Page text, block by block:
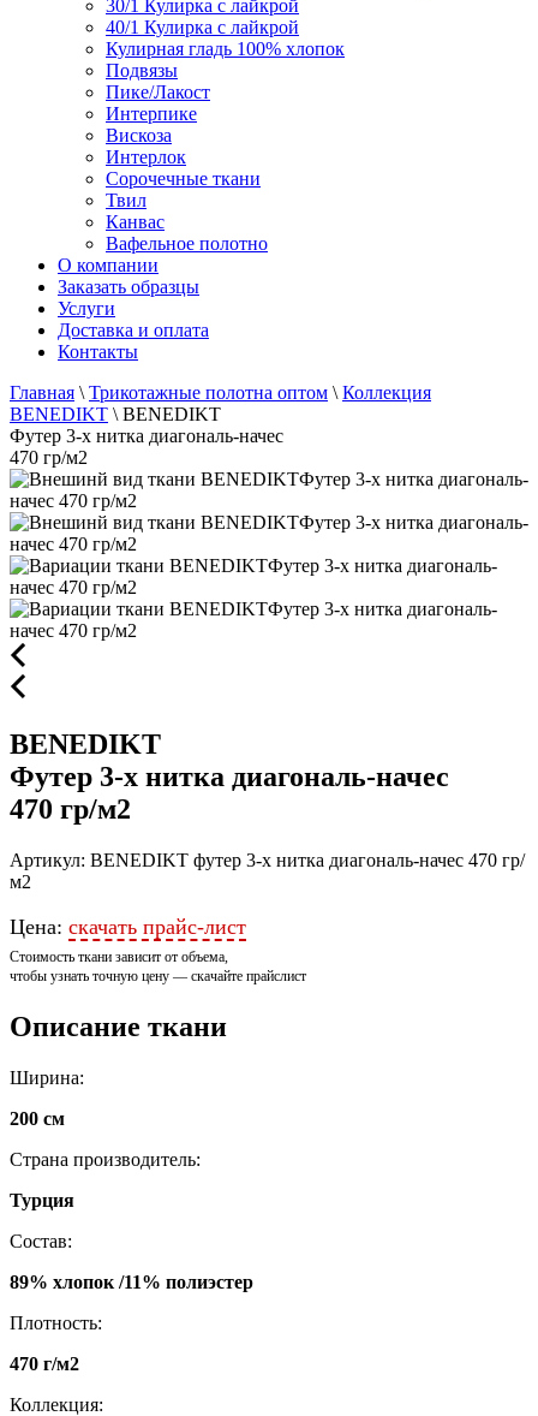
30/1 Кулирка с лайкрой
40/1 Кулирка с лайкрой
Кулирная гладь 100% хлопок
Подвязы
Пике/Лакост
Интерпике
Вискоза
Интерлок
Сорочечные ткани
Твил
Канвас
Вафельное полотно
О компании
Заказать образцы
Услуги
Доставка и оплата
Контакты
Главная \ Трикотажные полотна оптом \ Коллекция
BENEDIKT \ BENEDIKT
Футер 3-х нитка диагональ-начес
470 гр/м2
BENEDIKT
Футер 3-х нитка диагональ-начес
470 гр/м2
Артикул: BENEDIKT футер 3-х нитка диагональ-начес 470 гр/
м2
Цена: скачать прайс-лист
Стоимость ткани зависит от объема,
чтобы узнать точную цену — скачайте прайслист
Описание ткани
Ширина:
200 см
Страна производитель:
Турция
Состав:
89% хлопок /11% полиэстер
Плотность:
470 г/м2
Коллекция: